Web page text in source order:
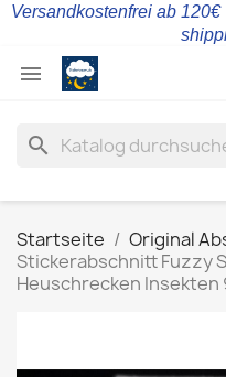
Versandkostenfrei ab

search
Startseite Original
Stickerabschnitt Fuzzy
Heuschrecken Insekten